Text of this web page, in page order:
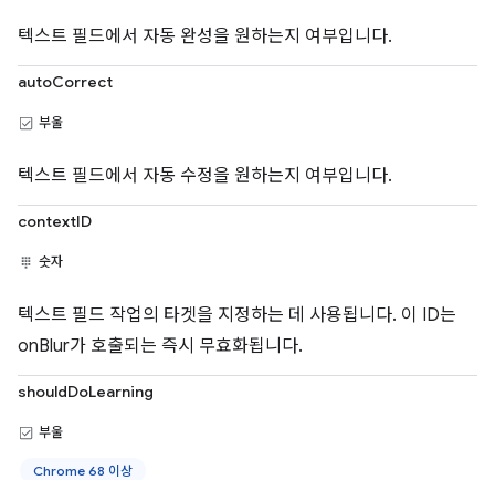
텍스트 필드에서 자동 완성을 원하는지 여부입니다.
autoCorrect
부울
텍스트 필드에서 자동 수정을 원하는지 여부입니다.
contextID
숫자
텍스트 필드 작업의 타겟을 지정하는 데 사용됩니다. 이 ID는
onBlur가 호출되는 즉시 무효화됩니다.
shouldDoLearning
부울
Chrome 68 이상